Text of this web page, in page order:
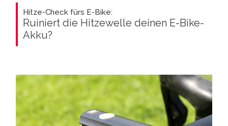
Hitze-Check fürs E-Bike:
Ruiniert die Hitzewelle deinen E-Bike-
Akku?